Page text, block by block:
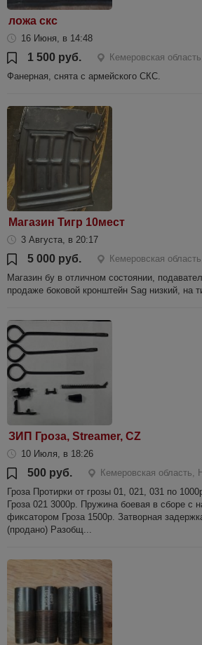
ложа скс
16 Июня, в 14:48
1 500 руб.
Кемеровская
Фанерная, снята с армейского СКС.
Магазин Тигр 10мест
3 Августа, в 20:17
5 000 руб.
Кемеровская
Магазин бу в отличном состоянии,
продаже боковой кронштейн Sag низкий, на
ЗИП Гроза, Streamer, CZ
10 Июля, в 18:26
500 руб.
Кемеровская область,
Гроза Протирки от грозы 01, 021, 031 по
Гроза 021 3000р. Пружина боевая в сборе с
фиксатором Гроза 1500р. Затворная
(продано) Разобщ...